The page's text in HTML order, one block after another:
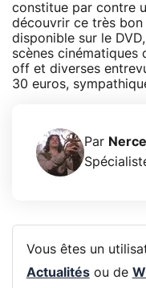
constitue par contre
découvrir ce très
disponible sur le
scènes cinématiques
off et diverses
30 euros,
Par
Vous êtes un
Actualitésou de